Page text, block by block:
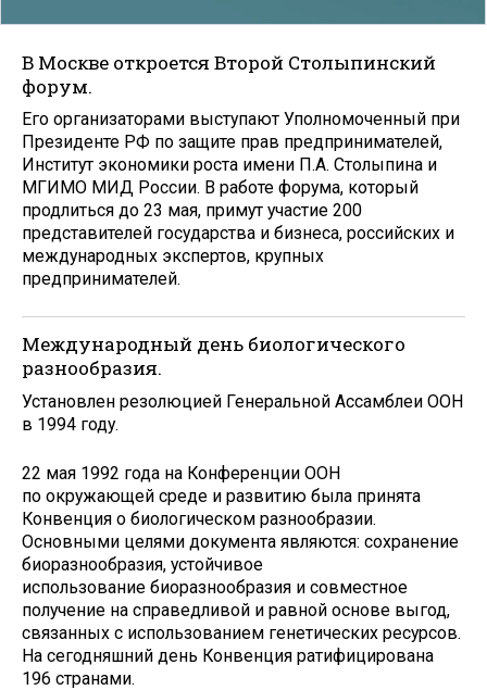
В Москве откроется Второй Столыпинский
форум.
Его организаторами выступают Уполномоченный при
Президенте РФ по защите прав предпринимателей,
Институт экономики роста имени П.А. Столыпина и
МГИМО МИД России. В работе форума, который
продлиться до 23 мая, примут участие 200
представителей государства и бизнеса, российских и
международных экспертов, крупных
предпринимателей.
Международный день биологического
разнообразия.
Установлен резолюцией Генеральной Ассамблеи ООН
в 1994 году.
22 мая 1992 года на Конференции ООН
по окружающей среде и развитию была принята
Конвенция о биологическом разнообразии.
Основными целями документа являются: сохранение
биоразнообразия, устойчивое
использование биоразнообразия и совместное
получение на справедливой и равной основе выгод,
связанных с использованием генетических ресурсов.
На сегодняшний день Конвенция ратифицирована
196 странами.